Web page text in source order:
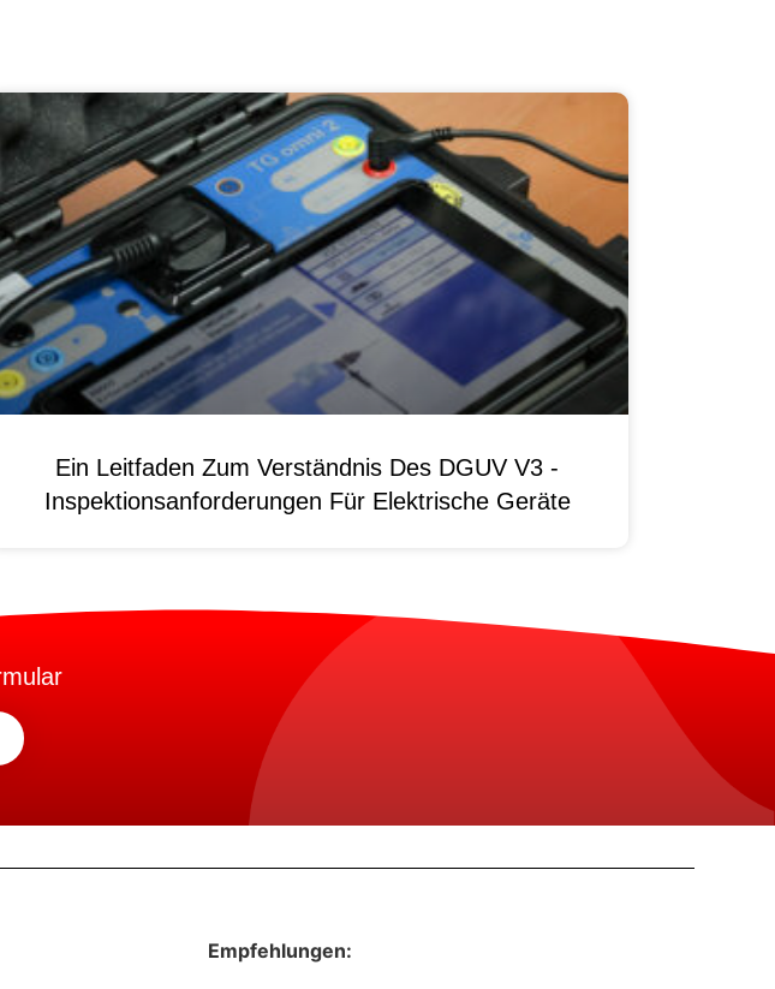
Ein Leitfaden Zum Verständnis Des DGUV V3 -
Inspektionsanforderungen Für Elektrische Geräte
Empfehlungen: